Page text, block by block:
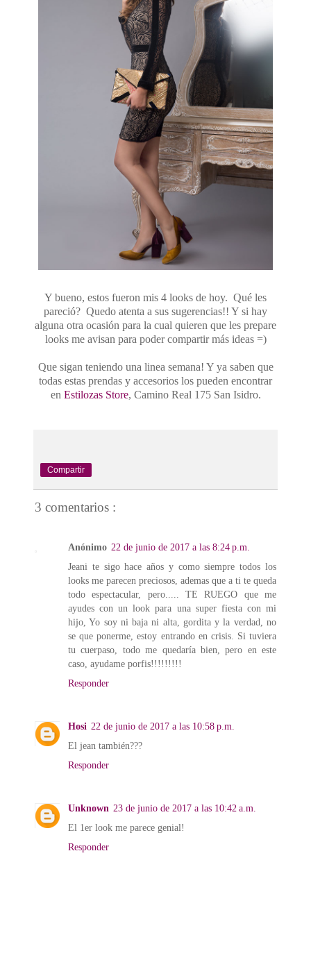
Y bueno, estos fueron mis 4 looks de hoy. Qué les
pareció? Quedo atenta a sus sugerencias!! Y si hay
alguna otra ocasión para la cual quieren que les prepare
looks me avisan para poder compartir más ideas =)
Que sigan teniendo una linea semana! Y ya saben que
todas estas prendas y accesorios los pueden encontrar
en Estilozas Store, Camino Real 175 San Isidro.
Compartir
3 comentarios :
Anónimo 22 de junio de 2017 a las 8:24 p.m.
Jeani te sigo hace años y como siempre todos los
looks me parecen preciosos, ademas que a ti te queda
todo espectacular, pero..... TE RUEGO que me
ayudes con un look para una super fiesta con mi
hijo, Yo soy ni baja ni alta, gordita y la verdad, no
se que ponerme, estoy entrando en crisis. Si tuviera
tu cuerpaso, todo me quedaría bien, pero en este
caso, ayudame porfis!!!!!!!!!
Responder
Hosi 22 de junio de 2017 a las 10:58 p.m.
El jean también???
Responder
Unknown 23 de junio de 2017 a las 10:42 a.m.
El 1er look me parece genial!
Responder